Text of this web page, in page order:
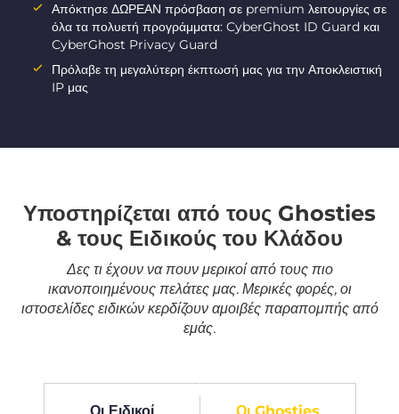
Απόκτησε ΔΩΡΕΑΝ πρόσβαση σε premium λειτουργίες σε
όλα τα πολυετή προγράμματα: CyberGhost ID Guard και
CyberGhost Privacy Guard
Πρόλαβε τη μεγαλύτερη έκπτωσή μας για την Αποκλειστική
IP μας
Υποστηρίζεται από τους Ghosties
& τους Ειδικούς του Κλάδου
Δες τι έχουν να πουν μερικοί από τους πιο
ικανοποιημένους πελάτες μας. Μερικές φορές, οι
ιστοσελίδες ειδικών κερδίζουν αμοιβές παραπομπής από
εμάς.